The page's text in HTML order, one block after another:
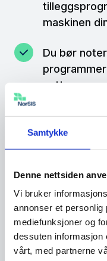
Samtykke
Denne nettsiden
Vi bruker
annonser et
mediefunksjoner og
dessuten informasjon
vårt, med partnerne
maskinen
Du bør
sette opp
av filer og
disse over
ekstern
kan være
må derfor
tilbake på